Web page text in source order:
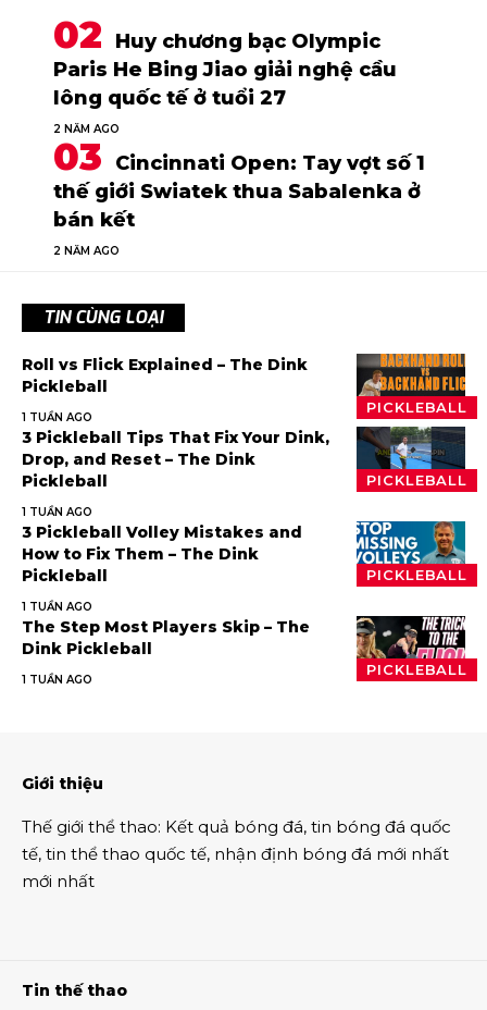
Huy chương bạc Olympic
Paris He Bing Jiao giải nghệ cầu
lông quốc tế ở tuổi 27
2 NĂM AGO
Cincinnati Open: Tay vợt số 1
thế giới Swiatek thua Sabalenka ở
bán kết
2 NĂM AGO
TIN CÙNG LOẠI
PICKLEBALL
Roll vs Flick Explained – The Dink
Pickleball
1 TUẦN AGO
PICKLEBALL
3 Pickleball Tips That Fix Your Dink,
Drop, and Reset – The Dink
Pickleball
1 TUẦN AGO
PICKLEBALL
3 Pickleball Volley Mistakes and
How to Fix Them – The Dink
Pickleball
1 TUẦN AGO
PICKLEBALL
The Step Most Players Skip – The
Dink Pickleball
1 TUẦN AGO
Giới thiệu
Thế giới thể thao: Kết quả bóng đá, tin bóng đá quốc
tế, tin thể thao quốc tế, nhận định bóng đá mới nhất
mới nhất
Tin thế thao